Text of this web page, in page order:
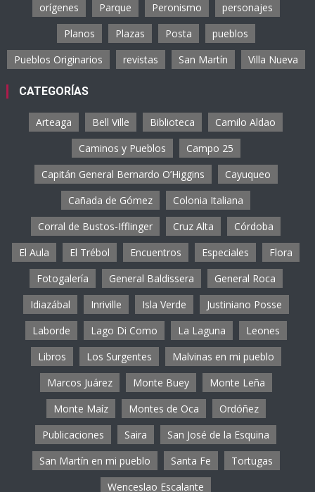
orígenes
Parque Peronismo
personajes
Planos
Plazas Posta
pueblos
Pueblos Originarios
revistas San Martín Villa Nueva
CATEGORÍAS
Arteaga Bell Ville Biblioteca
Camilo Aldao
Caminos y Pueblos
Campo 25
Capitán General Bernardo O’Higgins
Cayuqueo
Cañada de Gómez
Colonia Italiana
Corral de Bustos-Ifflinger
Cruz Alta
Córdoba
El Aula
El Trébol Encuentros Especiales
Flora
Fotogalería
General Baldissera
General Roca
Idiazábal
Inriville Isla Verde
Justiniano Posse
Laborde
Lago Di Como La Laguna
Leones
Libros
Los Surgentes
Malvinas en mi pueblo
Marcos Juárez
Monte Buey
Monte Leña
Monte Maíz
Montes de Oca
Ordóñez
Publicaciones
Saira
San José de la Esquina
San Martín en mi pueblo
Santa Fe
Tortugas
Wenceslao Escalante